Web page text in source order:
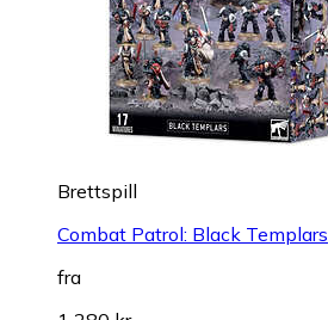
Brettspill
Combat Patrol: Black Templars
fra